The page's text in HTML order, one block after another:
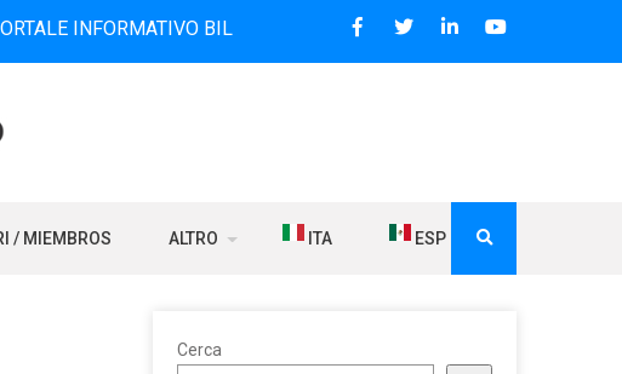
BILINGUE CHE DAL 2006 DIFFONDE NOTIZIE SUI
/ MIEMBROS ALTRO ITA ESP
Cerca